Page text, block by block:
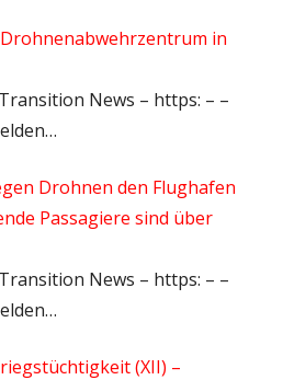
in
News – https: – –
Drohnen den Flughafen
Passagiere sind über
News – https: – –
(XII) –